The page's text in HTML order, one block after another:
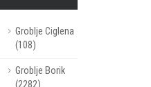
Groblje Ciglena
(108)
Groblje Borik
(2282)